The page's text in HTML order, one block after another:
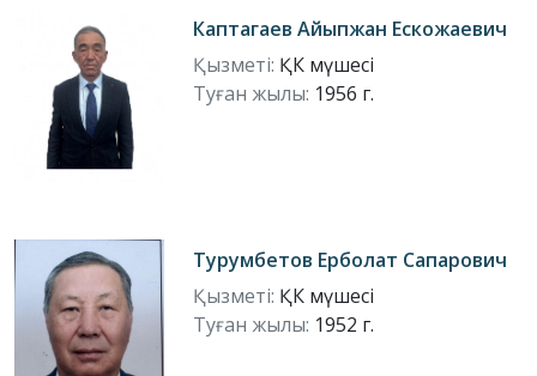
Каптагаев Айыпжан Ескожаевич
Қызметі: ҚК мүшесі
Туған жылы: 1956 г.
Турумбетов Ерболат Сапарович
Қызметі: ҚК мүшесі
Туған жылы: 1952 г.